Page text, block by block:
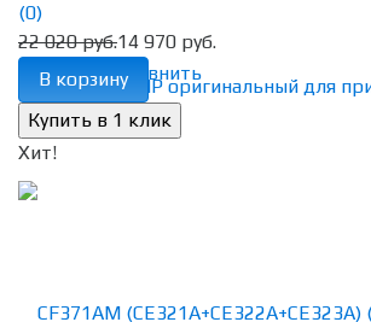
избранное сравнить
(0)
22 020 руб.14 970 руб.
В корзину
Хит!